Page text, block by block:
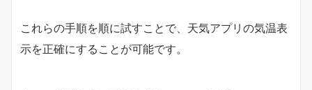
これらの手順を順に試すことで、天気アプリの気温表
示を正確にすることが可能です。